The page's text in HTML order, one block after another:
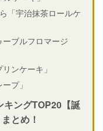
「宇治抹茶ロールケ
ブルフロマージ
ンケーキ」
プ」
キングTOP20【誕
とめ！